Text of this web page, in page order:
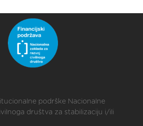
podrške Nacionalne
društva za stabilizaciju i/ili